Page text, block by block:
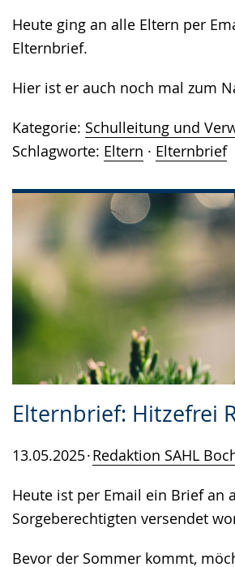
Heute ging an alle Eltern per
Elternbrief.
Hier ist er auch noch mal zum
Kategorie: Schulleitung und
Schlagworte: Eltern · Elternbrief
Elternbrief: Hitzefrei
13.05.2025 Redaktion SAHL
Heute ist per Email ein Brief an
Sorgeberechtigten versendet
Bevor der Sommer kommt,